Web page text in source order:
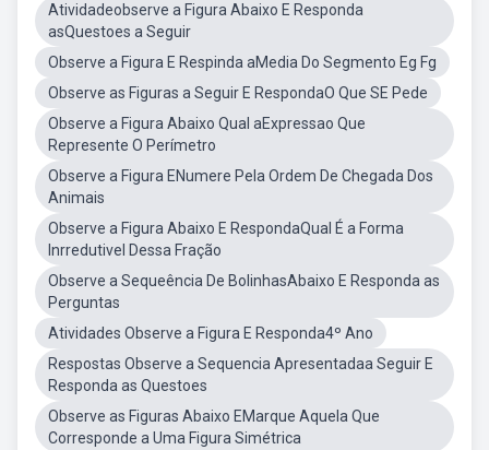
Atividadeobserve a Figura Abaixo E Responda
asQuestoes a Seguir
Observe a Figura E Respinda aMedia Do Segmento Eg Fg
Observe as Figuras a Seguir E RespondaO Que SE Pede
Observe a Figura Abaixo Qual aExpressao Que
Represente O Perímetro
Observe a Figura ENumere Pela Ordem De Chegada Dos
Animais
Observe a Figura Abaixo E RespondaQual É a Forma
Inrredutivel Dessa Fração
Observe a Sequeência De BolinhasAbaixo E Responda as
Perguntas
Atividades Observe a Figura E Responda4º Ano
Respostas Observe a Sequencia Apresentadaa Seguir E
Responda as Questoes
Observe as Figuras Abaixo EMarque Aquela Que
Corresponde a Uma Figura Simétrica